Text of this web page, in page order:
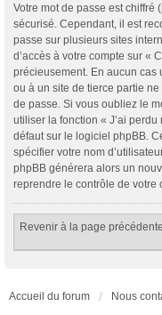
Votre mot de passe est chiffré
sécurisé. Cependant, il est
passe sur plusieurs sites
d’accès à votre compte sur «
précieusement. En aucun
ou à un site de tierce partie
de passe. Si vous oubliez le
utiliser la fonction « J’ai
défaut sur le logiciel phpBB.
spécifier votre nom
phpBB générera alors un
reprendre le contrôle de votre
Revenir à la page précédente
Accueil du forum Nous